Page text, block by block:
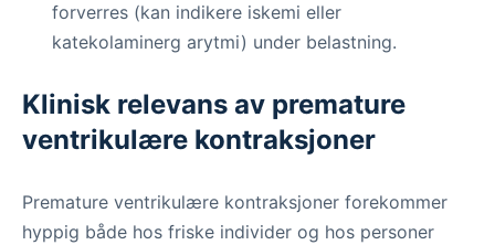
forverres (kan indikere iskemi eller
katekolaminerg arytmi) under belastning.
Klinisk relevans av premature
ventrikulære kontraksjoner
Premature ventrikulære kontraksjoner forekommer
hyppig både hos friske individer og hos personer